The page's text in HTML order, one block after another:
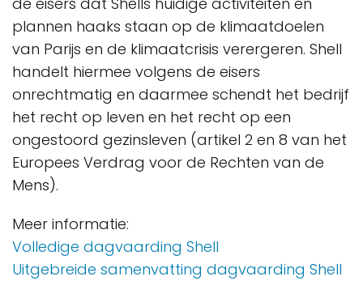
plannen haaks staan op de klimaatdoelen
van Parijs en de klimaatcrisis verergeren. Shell
handelt hiermee volgens de eisers
onrechtmatig en daarmee schendt het bedrijf
het recht op leven en het recht op een
ongestoord gezinsleven (artikel 2 en 8 van het
Europees Verdrag voor de Rechten van de
Mens).
Meer informatie:
Volledige dagvaarding Shell
Uitgebreide samenvatting dagvaarding Shell